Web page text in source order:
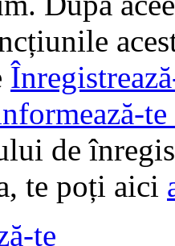
de
te poți aici
te